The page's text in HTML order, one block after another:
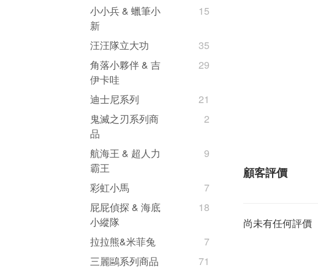
小小兵 & 蠟筆小
新
15
汪汪隊立大功
35
角落小夥伴 & 吉
伊卡哇
29
迪士尼系列
21
鬼滅之刃系列商
品
2
航海王 & 超人力
霸王
9
彩虹小馬
7
屁屁偵探 & 海底
小縱隊
18
拉拉熊&米菲兔
7
三麗鷗系列商品
71
顧客評價
尚未有任何評價